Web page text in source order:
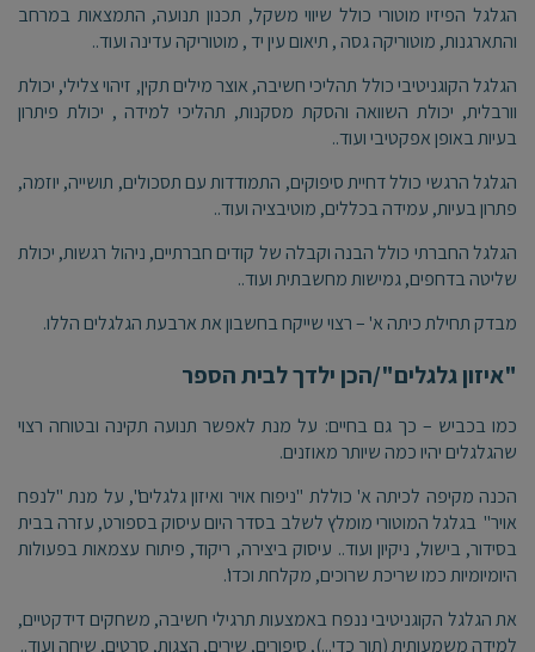
הגלגל הפיזיו מוטורי כולל שיווי משקל, תכנון תנועה, התמצאות במרחב
והתארגנות, מוטוריקה גסה , תיאום עין יד , מוטוריקה עדינה ועוד..
הגלגל הקוגניטיבי כולל תהליכי חשיבה, אוצר מילים תקין, זיהוי צלילי, יכולת
וורבלית, יכולת השוואה והסקת מסקנות, תהליכי למידה , יכולת פיתרון
בעיות באופן אפקטיבי ועוד..
הגלגל הרגשי כולל דחיית סיפוקים, התמודדות עם תסכולים, תושייה, יוזמה,
פתרון בעיות, עמידה בכללים, מוטיבציה ועוד..
הגלגל החברתי כולל הבנה וקבלה של קודים חברתיים, ניהול רגשות, יכולת
שליטה בדחפים, גמישות מחשבתית ועוד..
מבדק תחילת כיתה א' – רצוי שייקח בחשבון את ארבעת הגלגלים הללו.
"איזון גלגלים"/הכן ילדך לבית הספר
כמו בכביש – כך גם בחיים: על מנת לאפשר תנועה תקינה ובטוחה רצוי
שהגלגלים יהיו כמה שיותר מאוזנים.
הכנה מקיפה לכיתה א' כוללת "ניפוח אויר ואיזון גלגלים", על מנת "לנפח
אויר" בגלגל המוטורי מומלץ לשלב בסדר היום עיסוק בספורט, עזרה בבית
בסידור, בישול, ניקיון ועוד.. עיסוק ביצירה, ריקוד, פיתוח עצמאות בפעולות
היומיומיות כמו שריכת שרוכים, מקלחת וכדו'.
את הגלגל הקוגניטיבי ננפח באמצעות תרגילי חשיבה, משחקים דידקטיים,
למידה משמעותית (תוך כדי...), סיפורים, שירים, הצגות, סרטים, שיחה ועוד..